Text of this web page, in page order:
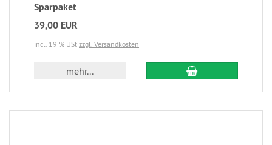
Sparpaket
39,00 EUR
incl. 19 % USt zzgl. Versandkosten
mehr...